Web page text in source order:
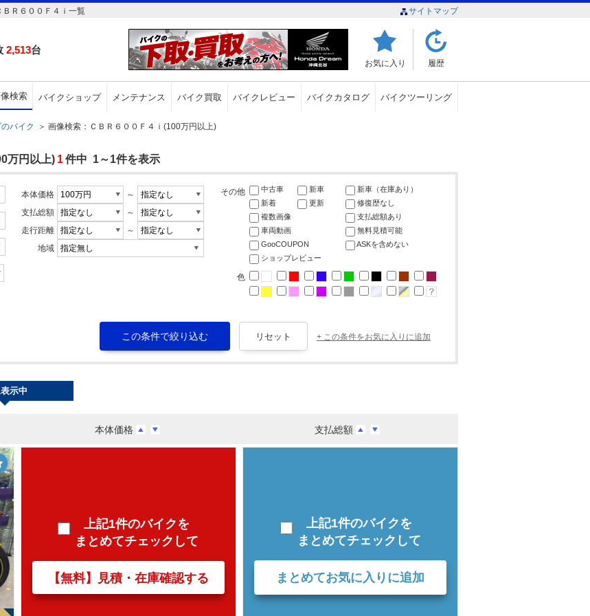
Ｒ６００Ｆ４ｉ一覧 サイトマップ
2,513台
お気に入り 履歴
検索 バイクショップ メンテナンス バイク買取 バイクレビュー バイクカタログ バイクツーリング
バイク ＞ 画像検索：ＣＢＲ６００Ｆ４ｉ(100万円以上)
万円以上) 1件中 1～1件を表示
本体価格
～
支払総額
～
走行距離
～
地域
その他 中古車 新車
新車（在庫あり）
新着
更新
修復歴なし
複数画像
支払総額あり
車両動画
無料見積可能
GooCOUPON
ASKを含めない
ショップレビュー
色
+ この条件をお気に入りに追加
本体価格 支払総額
示中
上記1件のバイクを
まとめてチェックして
【無料】見積・在庫確認する
上記1件のバイクを
まとめてチェックして
まとめてお気に入りに追加